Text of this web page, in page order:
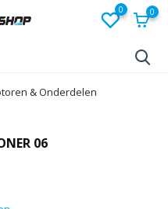
0 0
& Onderdelen
06